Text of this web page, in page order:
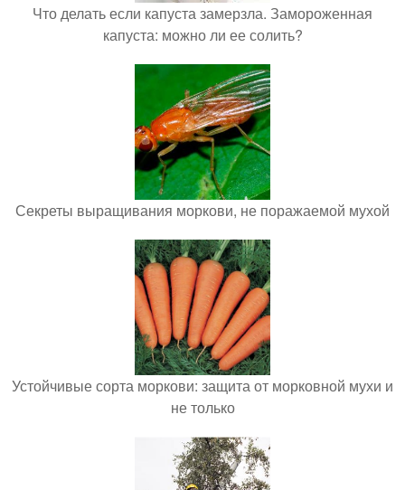
Что делать если капуста замерзла. Замороженная
капуста: можно ли ее солить?
Секреты выращивания моркови, не поражаемой мухой
Устойчивые сорта моркови: защита от морковной мухи и
не только